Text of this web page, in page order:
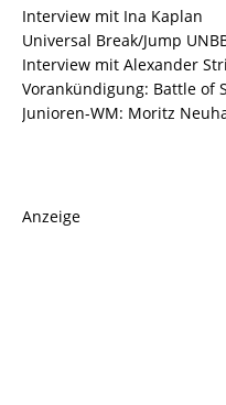
Interview mit Ina Kaplan
Universal Break/Jump
Interview mit Alexander
Vorankündigung: Battle of
Junioren-WM: Moritz
Anzeige